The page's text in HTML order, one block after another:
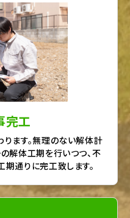
完工
ます。無理のない解体計
解体工期を行いつつ、不
通りに完工致します。